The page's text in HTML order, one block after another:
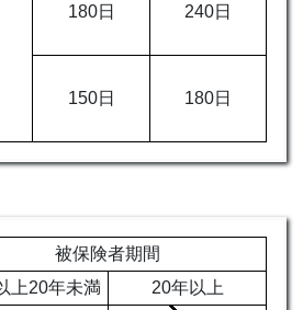
180日 240日
150日 180日
被保険者期間
上20年未満
20年以上